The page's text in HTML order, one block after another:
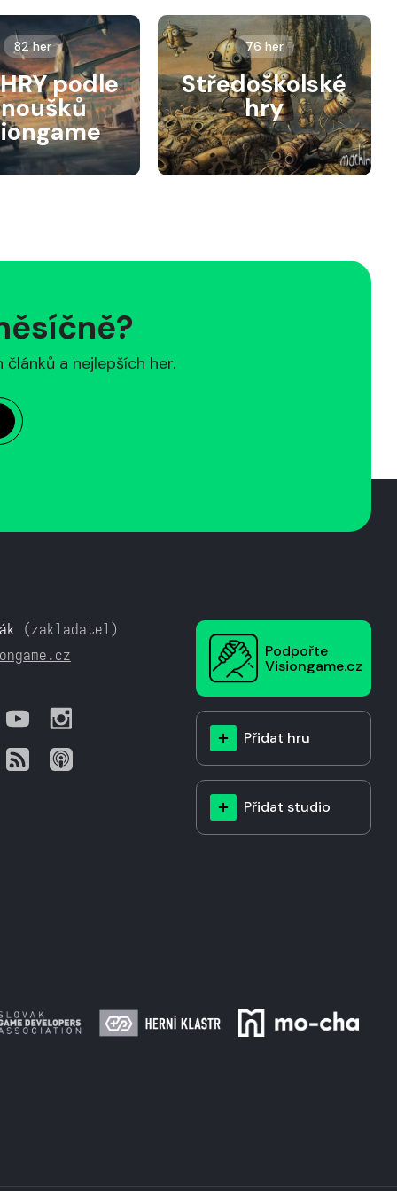
82 her
podle
76 her
Středoškolské
hry
a nejlepších her.
(zakladatel)
Podpořte
Visiongame.cz
Přidat hru
Přidat studio